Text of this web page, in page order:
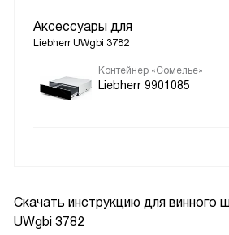
Скачать инструкцию для винного
UWgbi 3782
Аксессуары для
Liebherr UWgbi 3782
Контейнер «Сомелье»
Liebherr 9901085